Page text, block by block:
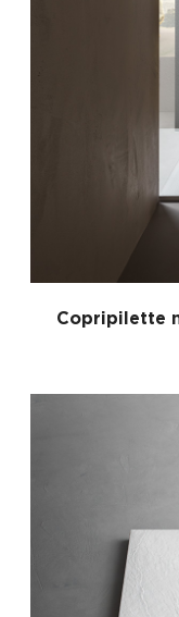
Copripilette